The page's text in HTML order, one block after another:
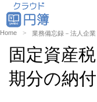
Home 業務備忘録－法人企業
固定資産
期分の納付